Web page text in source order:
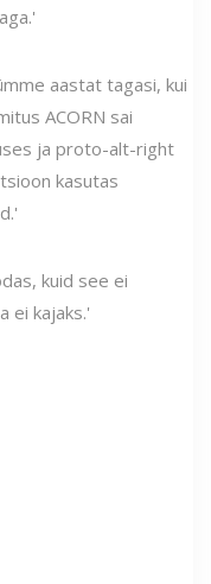
aastat tagasi, kui
ACORN sai
ja proto-alt-right
kasutas
kuid see ei
ei kajaks.'